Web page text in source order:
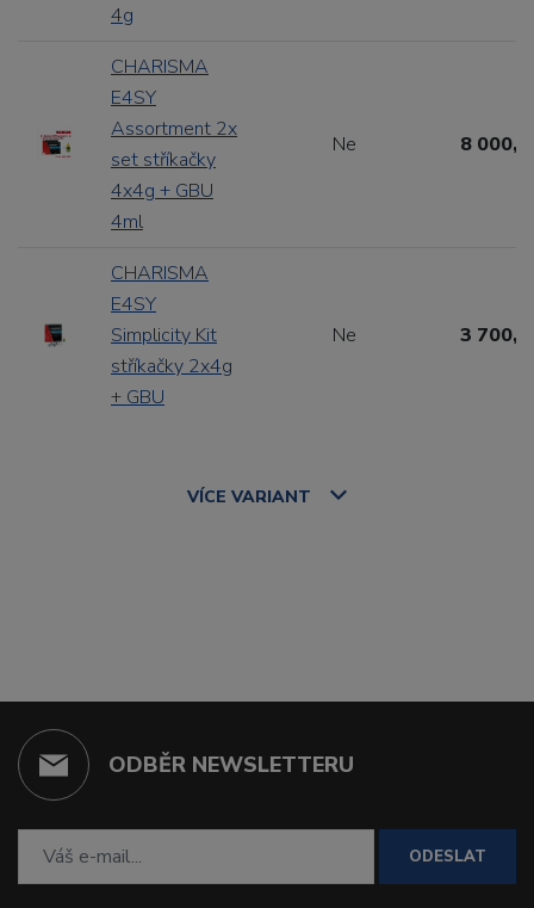
4g
CHARISMA
E4SY
Assortment 2x
set stříkačky
4x4g + GBU
4ml
Ne 8
CHARISMA
E4SY
Simplicity Kit
stříkačky 2x4g
+ GBU
Ne 3
VÍCE VARIANT
ODBĚR NEWSLETTERU
ODESLAT